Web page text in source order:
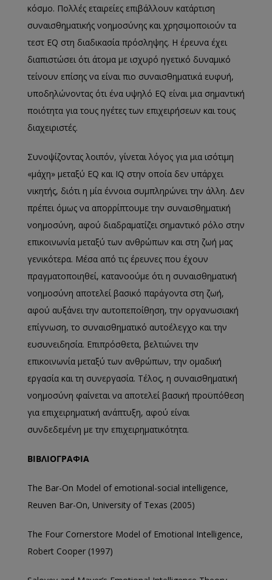
κόσμο. Πολλές εταιρείες επιβάλλουν κατάρτιση
συναισθηματικής νοημοσύνης και χρησιμοποιούν τα
τεστ EQ στη διαδικασία πρόσληψης. Η έρευνα έχει
διαπιστώσει ότι άτομα με ισχυρό ηγετικό δυναμικό
τείνουν επίσης να είναι πιο συναισθηματικά ευφυή,
υποδηλώνοντας ότι ένα υψηλό EQ είναι μια σημαντική
ποιότητα για τους ηγέτες των επιχειρήσεων και τους
διαχειριστές.
Συνοψίζοντας λοιπόν, γίνεται λόγος για μια ισότιμη
«μάχη» μεταξύ EQ και IQ στην οποία δεν υπάρχει
νικητής, διότι η μία έννοια συμπληρώνει την άλλη. Δεν
πρέπει όμως να απορρίπτουμε την συναισθηματική
νοημοσύνη, αφού διαδραματίζει σημαντικό ρόλο στην
επικοινωνία μεταξύ των ανθρώπων και στη ζωή μας
γενικότερα. Μέσα από τις έρευνες που έχουν
πραγματοποιηθεί, κατανοούμε ότι η συναισθηματική
νοημοσύνη αποτελεί βασικό παράγοντα στη ζωή,
αφού αυξάνει την αυτοπεποίθηση, την οργανωσιακή
επίγνωση, το συναισθηματικό αυτοέλεγχο και την
ευσυνειδησία. Επιπρόσθετα, βελτιώνει την
επικοινωνία μεταξύ των ανθρώπων, την ομαδική
εργασία και τη συνεργασία. Τέλος, η συναισθηματική
νοημοσύνη φαίνεται να αποτελεί βασική προϋπόθεση
για επιχειρηματική ανάπτυξη, αφού είναι
συνδεδεμένη με την επιχειρηματικότητα.
ΒΙΒΛΙΟΓΡΑΦΙΑ
The Bar-On Model of emotional-social intelligence,
Reuven Bar-On, University of Texas (2005)
The Four Cornerstore Model of Emotional Intelligence,
Robert Cooper (1997)